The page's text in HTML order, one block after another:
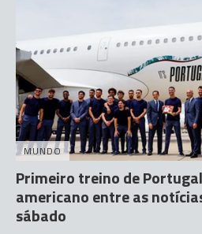
MUNDO
Primeiro treino de
americano entre as
sábado